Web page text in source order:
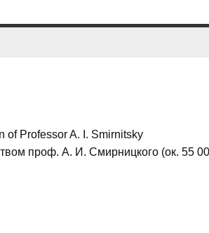
of Professor A. I. Smirnitsky
проф. А. И. Смирницкого (ок. 55